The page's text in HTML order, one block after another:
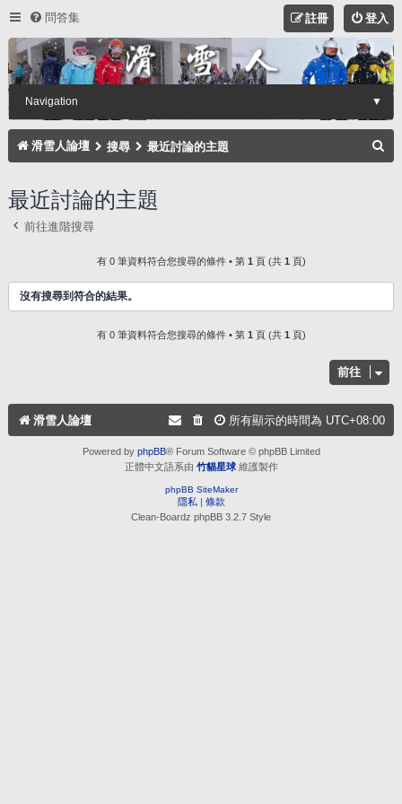
問答集 登入
註冊
Navigation ▼
滑雪人論壇 搜尋 最近討論的主題
最近討論的主題
前往進階搜尋
有 0 筆資料符合您搜尋的條件 • 第 1 頁 (共 1 頁)
沒有搜尋到符合的結果。
有 0 筆資料符合您搜尋的條件 • 第 1 頁 (共 1 頁)
前往
滑雪人論壇 所有顯示的時間為 UTC+08:00
Powered by phpBB® Forum Software © phpBB Limited
正體中文語系由 竹貓星球維護製作
phpBB SiteMaker
隱私 | 條款
Clean-Boardz phpBB 3.2.7 Style